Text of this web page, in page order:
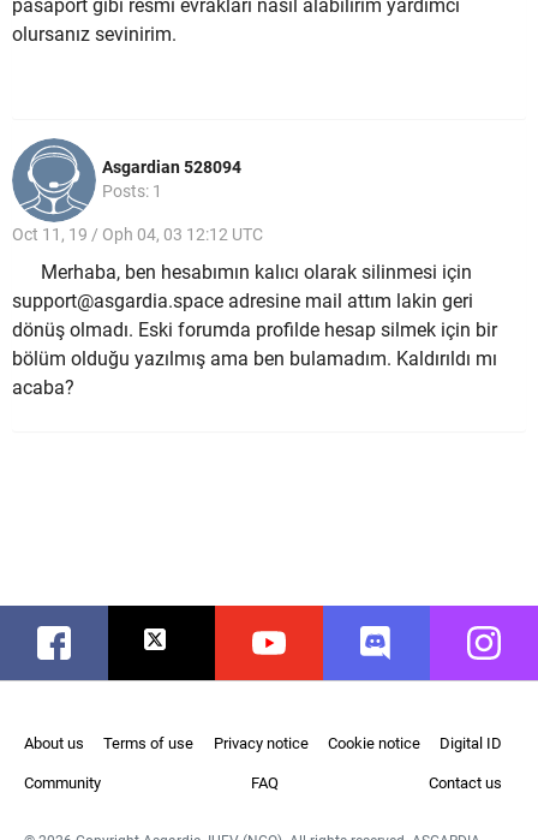
pasaport gibi resmi evrakları nasıl alabilirim yardımcı
olursanız sevinirim.
Asgardian 528094
Posts: 1
Oct 11, 19 / Oph 04, 03 12:12 UTC
Merhaba, ben hesabımın kalıcı olarak silinmesi için
support@asgardia.space adresine mail attım lakin geri
dönüş olmadı. Eski forumda profilde hesap silmek için bir
bölüm olduğu yazılmış ama ben bulamadım. Kaldırıldı mı
acaba?
Facebook Twitter Youtube Discord
About us Terms of use Privacy notice Cookie notice Digital ID
Community FAQ Contact us